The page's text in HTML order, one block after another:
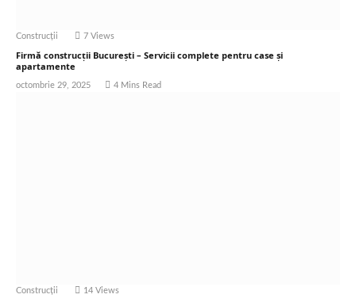
Construcții 7 Views
Firmă construcții București – Servicii complete pentru case și
apartamente
octombrie 29, 2025 4 Mins Read
Construcții 14 Views